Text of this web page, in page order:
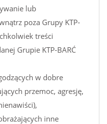
lub
poza Grupy KTP-
treści
Grupie KTP-BARĆ
w dobre
przemoc, agresję,
inne